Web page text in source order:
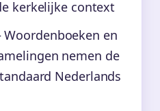
kerkelijke context
en
nemen de
Nederlands